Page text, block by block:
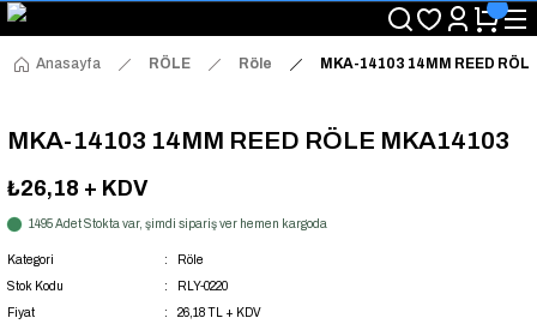
"Saat 14:00'a Kadar Verilen Siparişlerde Aynı Gün Kargo Avantajı!
"Binlerce Ürün Çeşitliliği ile Stoktan Hemen Teslim."
"Toptan Fiyatına Perakende Satış Avantajını Kaçırmayın!"
Anasayfa RÖLE Röle MKA-14103 14MM REED
MKA-14103 14MM REED RÖLE MKA14103
₺26,18 + KDV
1495 Adet Stokta var, şimdi sipariş ver hemen kargoda
Kategori
Röle
Stok Kodu
RLY-0220
Fiyat
26,18 TL + KDV